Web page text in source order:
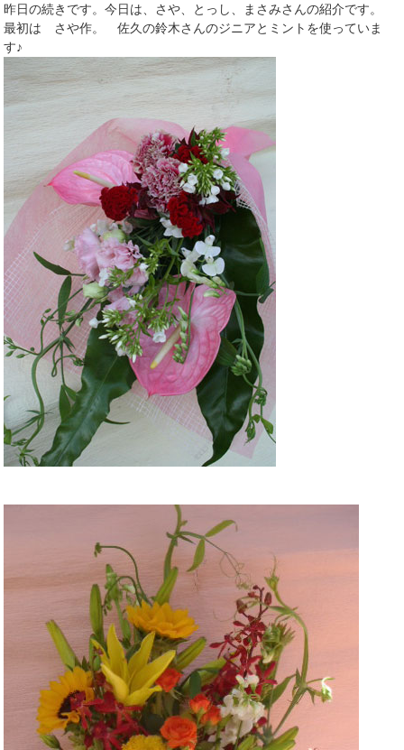
昨日の続きです。今日は、さや、とっし、まさみさんの紹介です。
最初は さや作。 佐久の鈴木さんのジニアとミントを使っていま
す♪